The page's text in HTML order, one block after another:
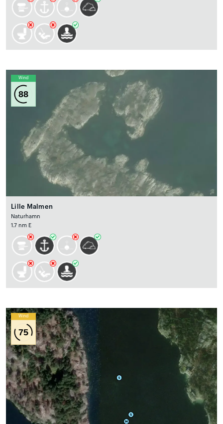
Wind
88
Lille Malmen
Naturhamn
1.7 nm E
Wind
75